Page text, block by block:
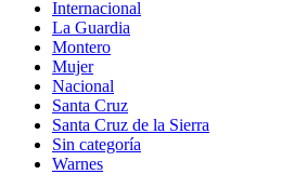
Internacional
La Guardia
Montero
Mujer
Nacional
Santa Cruz
Santa Cruz de la Sierra
Sin categoría
Warnes